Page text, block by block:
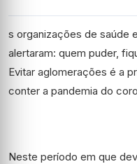
s organizações de saúde
alertaram: quem puder,
Evitar aglomerações é a
conter a pandemia do
Neste período em que